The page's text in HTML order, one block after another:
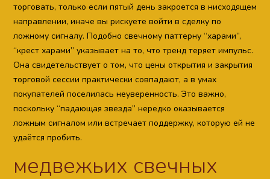
торговать, только если пятый день закроется в нисходящем
направлении, иначе вы рискуете войти в сделку по
ложному сигналу. Подобно свечному паттерну “харами”,
“крест харами” указывает на то, что тренд теряет импульс.
Она свидетельствует о том, что цены открытия и закрытия
торговой сессии практически совпадают, а в умах
покупателей поселилась неуверенность. Это важно,
поскольку “падающая звезда” нередко оказывается
ложным сигналом или встречает поддержку, которую ей не
удаётся пробить.
медвежьих свечных